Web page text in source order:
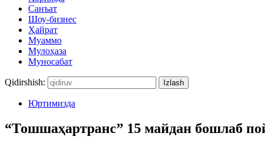
Санъат
Шоу-бизнес
Ҳайрат
Муаммо
Мулоҳаза
Муносабат
Qidirshish:
Юртимизда
“Тошшаҳартранс” 15 майдан бошлаб